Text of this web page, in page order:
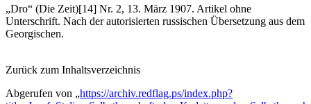
„Dro“ (Die Zeit)[14] Nr. 2, 13. März 1907. Artikel ohne
Unterschrift. Nach der autorisierten russischen Übersetzung aus dem
Georgischen.
Zurück zum Inhaltsverzeichnis
Abgerufen von „https://archiv.redflag.ps/index.php?